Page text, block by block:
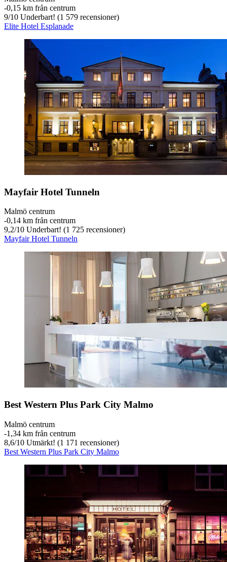
‐0,15 km från centrum
9/10 Underbart! (1 579 recensioner)
Elite Hotel Esplanade
Mayfair Hotel Tunneln
Malmö centrum
‐0,14 km från centrum
9,2/10 Underbart! (1 725 recensioner)
Mayfair Hotel Tunneln
Best Western Plus Park City Malmo
Malmö centrum
‐1,34 km från centrum
8,6/10 Utmärkt! (1 171 recensioner)
Best Western Plus Park City Malmo